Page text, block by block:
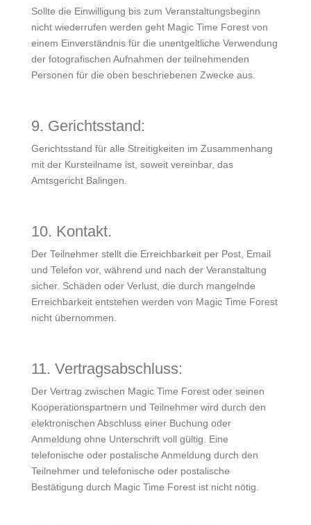
Sollte die Einwilligung bis zum Veranstaltungsbeginn
nicht wiederrufen werden geht Magic Time Forest von
einem Einverständnis für die unentgeltliche Verwendung
der fotografischen Aufnahmen der teilnehmenden
Personen für die oben beschriebenen Zwecke aus.
9. Gerichtsstand:
Gerichtsstand für alle Streitigkeiten im Zusammenhang
mit der Kursteilname ist, soweit vereinbar, das
Amtsgericht Balingen.
10. Kontakt.
Der Teilnehmer stellt die Erreichbarkeit per Post, Email
und Telefon vor, während und nach der Veranstaltung
sicher. Schäden oder Verlust, die durch mangelnde
Erreichbarkeit entstehen werden von Magic Time Forest
nicht übernommen.
11. Vertragsabschluss:
Der Vertrag zwischen Magic Time Forest oder seinen
Kooperationspartnern und Teilnehmer wird durch den
elektronischen Abschluss einer Buchung oder
Anmeldung ohne Unterschrift voll gültig. Eine
telefonische oder postalische Anmeldung durch den
Teilnehmer und telefonische oder postalische
Bestätigung durch Magic Time Forest ist nicht nötig.